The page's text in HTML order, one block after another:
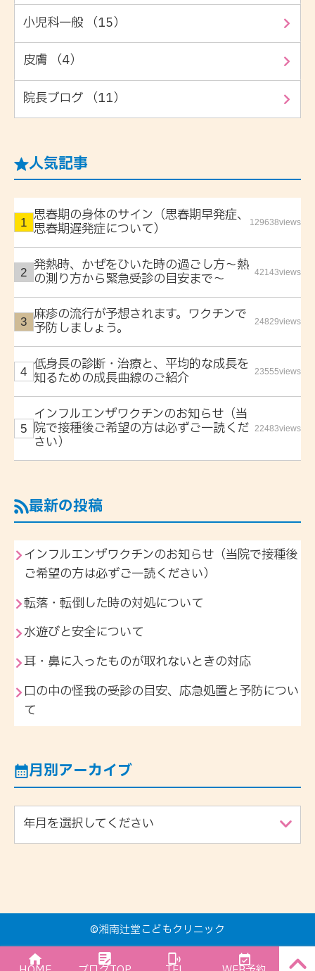
小児科一般 （15）
皮膚 （4）
院長ブログ （11）
人気記事
思春期の身体のサイン（思春期早発症、
思春期遅発症について） 129638views
発熱時、かぜをひいた時の過ごし方〜熱
の測り方から緊急受診の目安まで〜 42143views
麻疹の流行が予想されます。ワクチンで
予防しましょう。 24829views
低身長の診断・治療と、平均的な成長を
知るための成長曲線のご紹介 23555views
インフルエンザワクチンのお知らせ（当
院で接種後ご希望の方は必ずご一読くだ
さい）
22483views
最新の投稿
インフルエンザワクチンのお知らせ（当院で接種後
ご希望の方は必ずご一読ください）
転落・転倒した時の対処について
水遊びと安全について
耳・鼻に入ったものが取れないときの対応
口の中の怪我の受診の目安、応急処置と予防につい
て
月別アーカイブ
年月を選択してください
PAGE
©湘南辻堂こどもクリニック